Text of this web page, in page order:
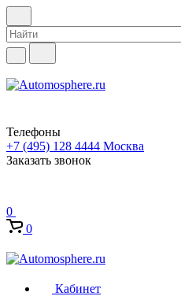
Телефоны
+7 (495) 128 4444 Москва
Заказать звонок
0
0
Кабинет